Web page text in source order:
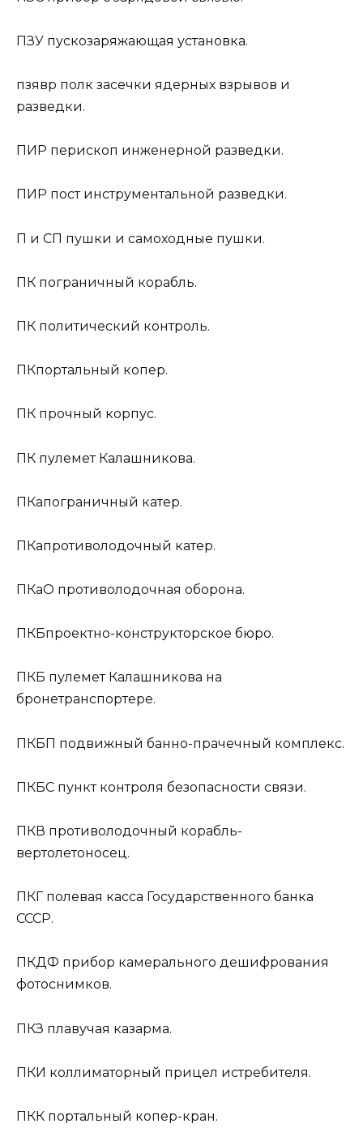
ПЗУ пускозаряжающая установка.
пзявр полк засечки ядерных взрывов и
разведки.
ПИР перископ инженерной разведки.
ПИР пост инструментальной разведки.
П и СП пушки и самоходные пушки.
ПК пограничный корабль.
ПК политический контроль.
ПКпортальный копер.
ПК прочный корпус.
ПК пулемет Калашникова.
ПКапограничный катер.
ПКапротиволодочный катер.
ПКаО противолодочная оборона.
ПКБпроектно-конструкторское бюро.
ПКБ пулемет Калашникова на
бронетранспортере.
ПКБП подвижный банно-прачечный комплекс.
ПКБС пункт контроля безопасности связи.
ПКВ противолодочный корабль-
вертолетоносец.
ПКГ полевая касса Государственного банка
СССР.
ПКДФ прибор камерального дешифрования
фотоснимков.
ПКЗ плавучая казарма.
ПКИ коллиматорный прицел истребителя.
ПКК портальный копер-кран.